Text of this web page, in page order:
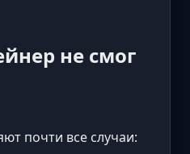
не смог
почти все случаи: